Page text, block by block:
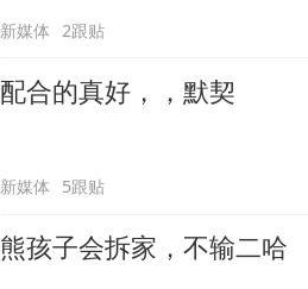
新媒体 2跟贴
配合的真好，，默契
新媒体 5跟贴
熊孩子会拆家，不输二哈